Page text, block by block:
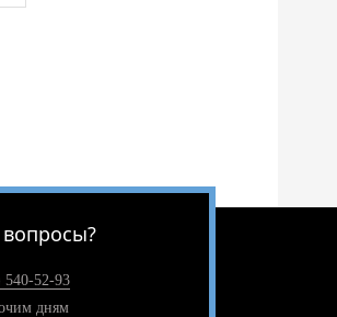
вопросы?
540-52-93
дням